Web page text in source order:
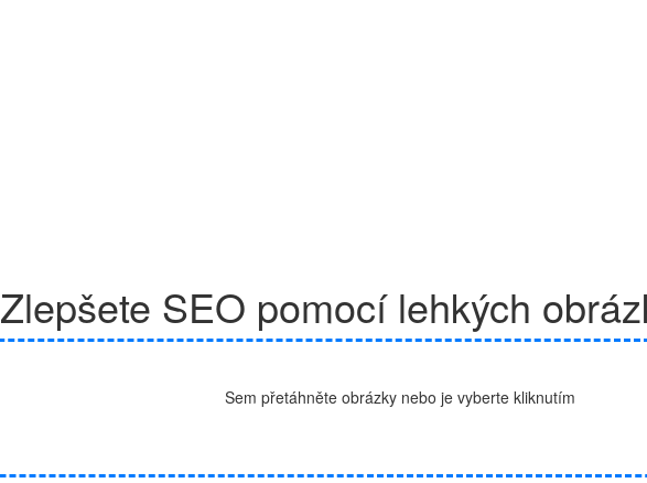
Zlepšete SEO pomocí lehkých
Sem přetáhněte obrázky nebo je vyberte kliknutím